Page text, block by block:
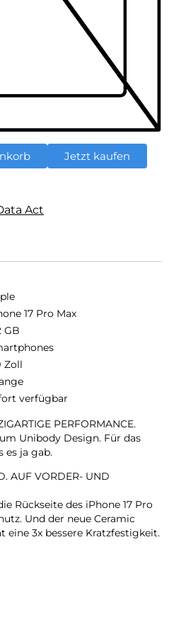
Jetzt kaufen
Act
17 Pro Max
GB
Zoll
verfügbar
PERFORMANCE.
Unibody Design. Für das
es ja gab.
AUF VORDER- UND
Rückseite des iPhone 17 Pro
Und der neue Ceramic
eine 3x bessere Kratzfestigkeit.
SYSTEM.
es je bei einem iPhone gab.
Hosentasche.